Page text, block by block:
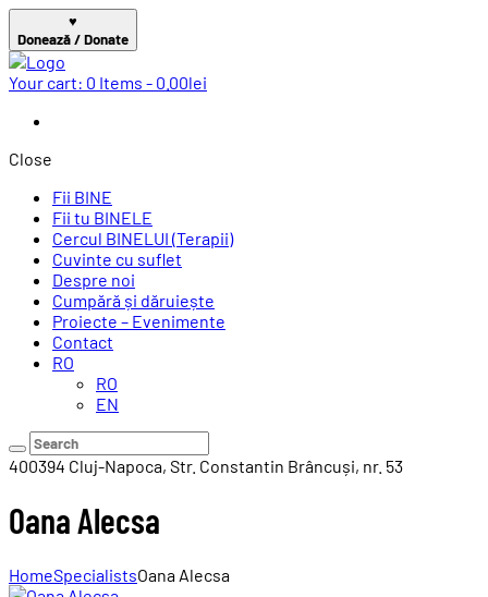
♥
Donează / Donate
Your cart: 0 Items - 0.00lei
Close
Fii BINE
Fii tu BINELE
Cercul BINELUI (Terapii)
Cuvinte cu suflet
Despre noi
Cumpără și dăruiește
Proiecte – Evenimente
Contact
RO
RO
EN
400394 Cluj-Napoca, Str. Constantin Brâncuși, nr. 53
Oana Alecsa
HomeSpecialistsOana Alecsa